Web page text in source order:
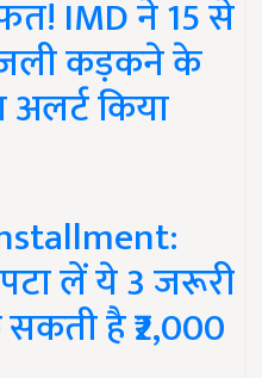
IMD ने 15 से
कड़कने के
किया
लें ये 3 जरूरी
है ₹2,000